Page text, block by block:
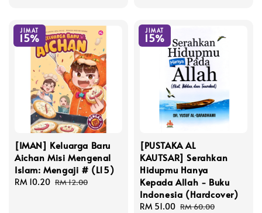
JIMAT
15%
[IMAN] Keluarga Baru
Aichan Misi Mengenal
Islam: Mengaji # (L15)
Sale
RM 10.20 Regular
RM 12.00
JIMAT
15%
[PUSTAKA AL
KAUTSAR] Serahkan
Hidupmu Hanya
Kepada Allah - Buku
Indonesia (Hardcover)
Sale
RM 51.00 Regular
RM 60.00